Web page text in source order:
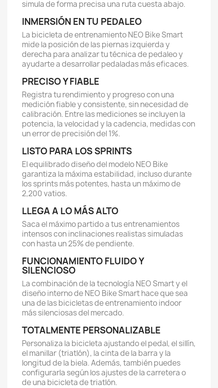
simula de forma precisa una ruta cuesta abajo.
INMERSIÓN EN TU PEDALEO
La bicicleta de entrenamiento NEO Bike Smart
mide la posición de las piernas izquierda y
derecha para analizar tu técnica de pedaleo y
ayudarte a desarrollar pedaladas más eficaces.
PRECISO Y FIABLE
Registra tu rendimiento y progreso con una
medición fiable y consistente, sin necesidad de
calibración. Entre las mediciones se incluyen la
potencia, la velocidad y la cadencia, medidas con
un error de precisión del 1%.
LISTO PARA LOS SPRINTS
El equilibrado diseño del modelo NEO Bike
garantiza la máxima estabilidad, incluso durante
los sprints más potentes, hasta un máximo de
2,200 vatios.
LLEGA A LO MÁS ALTO
Saca el máximo partido a tus entrenamientos
intensos con inclinaciones realistas simuladas
con hasta un 25% de pendiente.
FUNCIONAMIENTO FLUIDO Y
SILENCIOSO
La combinación de la tecnología NEO Smart y el
diseño interno de NEO Bike Smart hace que sea
una de las bicicletas de entrenamiento indoor
más silenciosas del mercado.
TOTALMENTE PERSONALIZABLE
Personaliza la bicicleta ajustando el pedal, el sillín,
el manillar (triatlón), la cinta de la barra y la
longitud de la biela. Además, también puedes
configurarla según los ajustes de la carretera o
de una bicicleta de triatlón.